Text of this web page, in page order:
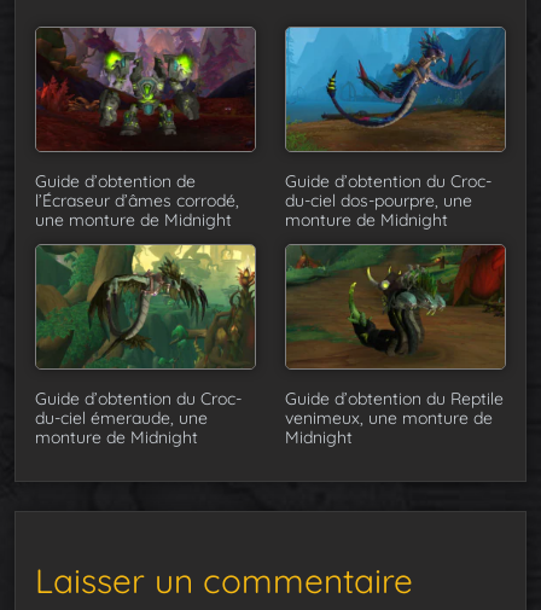
Guide d’obtention de
l’Écraseur d’âmes corrodé,
une monture de Midnight
Guide d’obtention du Croc-
du-ciel dos-pourpre, une
monture de Midnight
Guide d’obtention du Croc-
du-ciel émeraude, une
monture de Midnight
Guide d’obtention du Reptile
venimeux, une monture de
Midnight
Laisser un commentaire